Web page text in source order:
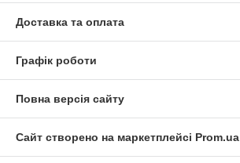
Доставка та оплата
Графік роботи
Повна версія сайту
Сайт створено на маркетплейсі Prom.ua